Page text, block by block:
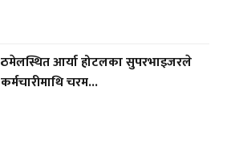
ठमेलस्थित आर्या होटलका सुपरभाइजरले
कर्मचारीमाथि चरम...